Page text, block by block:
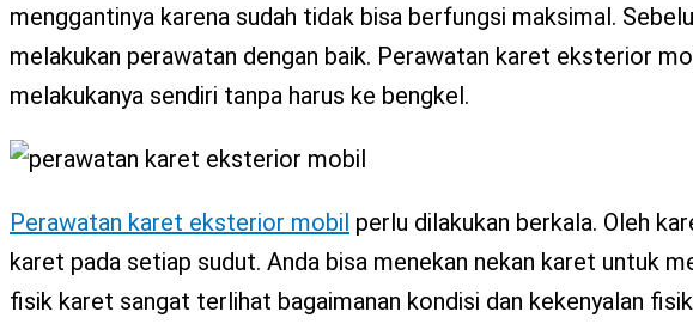
menggantinya karena sudah tidak bisa berfungsi maksimal.
melakukan perawatan dengan baik. Perawatan karet eksterior
melakukanya sendiri tanpa harus ke bengkel.
Perawatan karet eksterior mobil perlu dilakukan berkala. Oleh
karet pada setiap sudut. Anda bisa menekan nekan karet untuk
fisik karet sangat terlihat bagaimanan kondisi dan kekenyalan